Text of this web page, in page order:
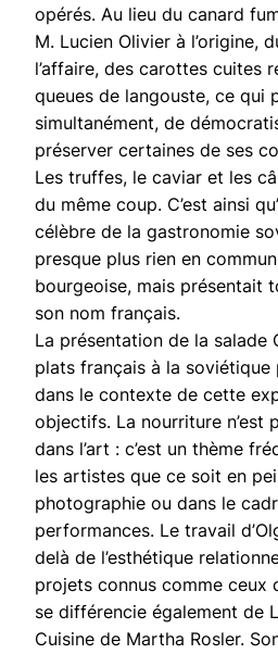
opérés. Au lieu du canard
M. Lucien Olivier à l’origine,
l’affaire, des carottes cuites
queues de langouste, ce qui
simultanément, de
préserver certaines de ses
Les truffes, le caviar et les
du même coup. C’est ainsi
célèbre de la gastronomie
presque plus rien en
bourgeoise, mais présentait
son nom français.
La présentation de la salade
plats français à la soviétique
dans le contexte de cette
objectifs. La nourriture n’est
dans l’art : c’est un thème
les artistes que ce soit en
photographie ou dans le
performances. Le travail
delà de l’esthétique
projets connus comme ceux
se différencie également de
Cuisine de Martha Rosler.